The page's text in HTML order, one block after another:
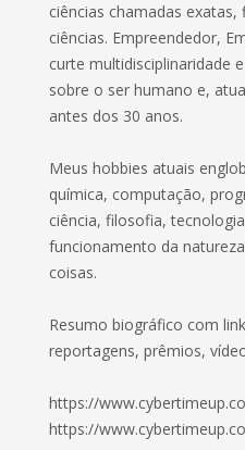
ciências chamadas
ciências. Empreendedor,
curte multidisciplinaridade
sobre o ser humano e,
antes dos 30 anos.
Meus hobbies atuais
química, computação,
ciência, filosofia,
funcionamento da
coisas.
Resumo biográfico com
reportagens, prêmios,
https://
https://